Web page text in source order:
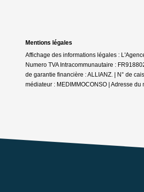
Mentions légales
Affichage des informations légales :
Numero TVA Intracommunautaire :
de garantie financière : ALLIANZ. | N° de
médiateur : MEDIMMOCONSO | Adresse